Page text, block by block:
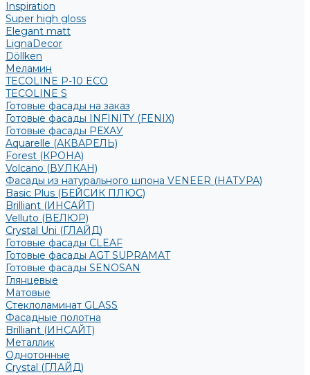
Inspiration
Super high gloss
Elegant matt
LignaDecor
Döllken
Меламин
TECOLINE P-10 ECO
TECOLINE S
Готовые фасады на заказ
Готовые фасады INFINITY (FENIX)
Готовые фасады РЕХАУ
Aquarelle (АКВАРЕЛЬ)
Forest (КРОНА)
Volcano (ВУЛКАН)
Фасады из натурального шпона VENEER (НАТУРА)
Basic Plus (БЕЙСИК ПЛЮС)
Brilliant (ИНСАЙТ)
Velluto (ВЕЛЮР)
Crystal Uni (ГЛАЙД)
Готовые фасады CLEAF
Готовые фасады AGT SUPRAMAT
Готовые фасады SENOSAN
Глянцевые
Матовые
Стеклоламинат GLASS
Фасадные полотна
Brilliant (ИНСАЙТ)
Металлик
Однотонные
Crystal (ГЛАЙД)